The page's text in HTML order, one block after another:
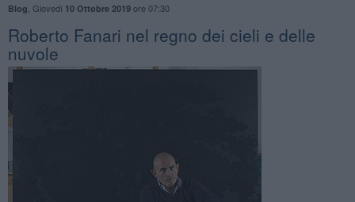
Blog Giovedì 10 Ottobre 2019ore 07:30
Roberto Fanari nel regno dei cieli e delle
nuvole